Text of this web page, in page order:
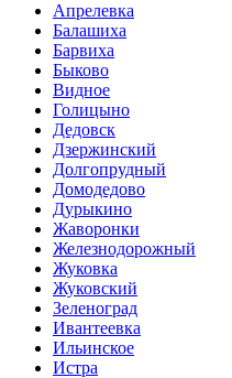
Апрелевка
Балашиха
Барвиха
Быково
Видное
Голицыно
Дедовск
Дзержинский
Долгопрудный
Домодедово
Дурыкино
Жаворонки
Железнодорожный
Жуковка
Жуковский
Зеленоград
Ивантеевка
Ильинское
Истра